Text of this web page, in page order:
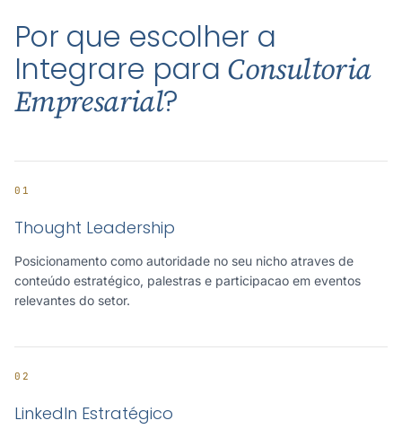
Por que escolher a
Integrare para Consultoria
Empresarial?
01
Thought Leadership
Posicionamento como autoridade no seu nicho atraves de
conteúdo estratégico, palestras e participacao em eventos
relevantes do setor.
02
LinkedIn Estratégico